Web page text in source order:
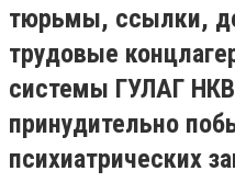
тюрьмы, ссылки,
трудовые
системы ГУЛАГ
принудительно
психиатрических